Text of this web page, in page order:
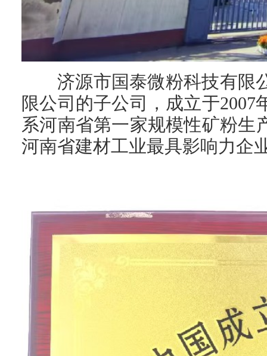
济源市国泰微粉科技有限
限公司的子公司，成立于
系河南省第一家规模性矿粉生
河南省建材工业最具影响力企